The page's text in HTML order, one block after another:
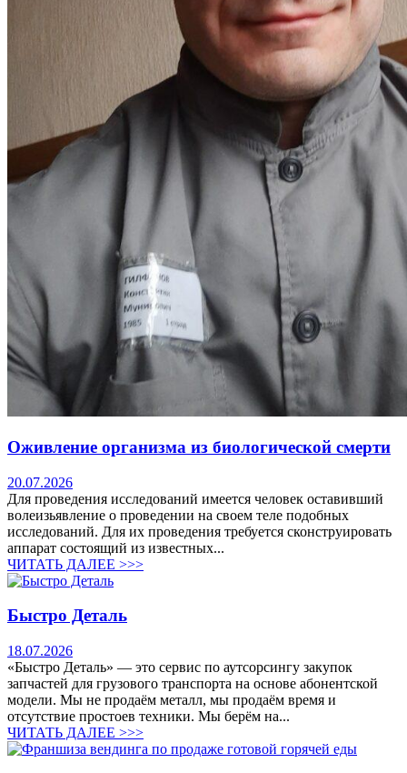
Оживление организма из биологической смерти
20.07.2026
Для проведения исследований имеется человек оставивший
волеизьявление о проведении на своем теле подобных
исследований. Для их проведения требуется сконструировать
аппарат состоящий из известных...
ЧИТАТЬ ДАЛЕЕ >>>
Быстро Деталь
18.07.2026
«Быстро Деталь» — это сервис по аутсорсингу закупок
запчастей для грузового транспорта на основе абонентской
модели. Мы не продаём металл, мы продаём время и
отсутствие простоев техники. Мы берём на...
ЧИТАТЬ ДАЛЕЕ >>>